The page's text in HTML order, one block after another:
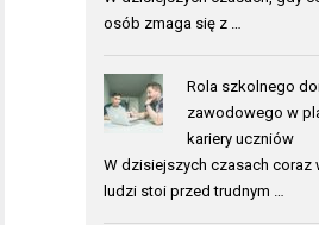
osób zmaga się z …
Rola szkolnego
zawodowego w
kariery uczniów
W dzisiejszych czasach coraz
ludzi stoi przed trudnym …